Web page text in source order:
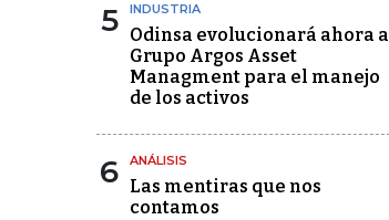
5 INDUSTRIA
Odinsa evolucionará ahora a
Grupo Argos Asset
Managment para el manejo
de los activos
6 ANÁLISIS
Las mentiras que nos
contamos